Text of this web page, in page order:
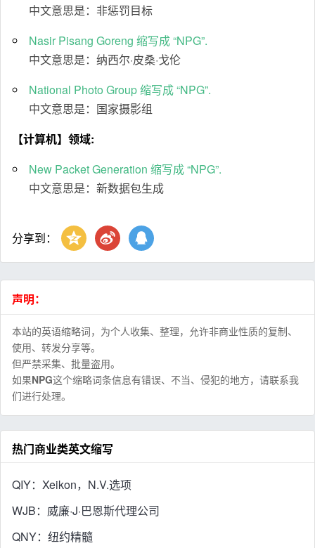
中文意思是：非惩罚目标
Nasir Pisang Goreng 缩写成 “NPG”.
中文意思是：纳西尔·皮桑·戈伦
National Photo Group 缩写成 “NPG”.
中文意思是：国家摄影组
【计算机】领域:
New Packet Generation 缩写成 “NPG”.
中文意思是：新数据包生成
分享到：
声明：
本站的英语缩略词，为个人收集、整理，允许非商业性质的复制、
使用、转发分享等。
但严禁采集、批量盗用。
如果NPG这个缩略词条信息有错误、不当、侵犯的地方，请联系我
们进行处理。
热门商业类英文缩写
QIY：Xeikon，N.V.选项
WJB：威廉·J·巴恩斯代理公司
QNY：纽约精髓